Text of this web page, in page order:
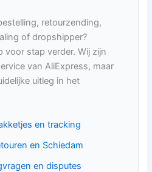
retourzending,
of dropshipper?
voor stap verder. Wij zijn
van AliExpress, maar
uitleg in het
en tracking
en Schiedam
en disputes